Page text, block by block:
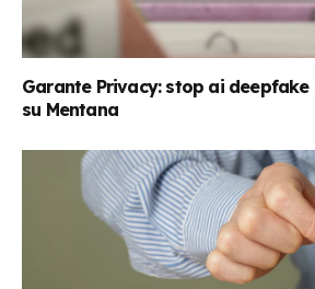
Garante Privacy: stop ai
su Mentana